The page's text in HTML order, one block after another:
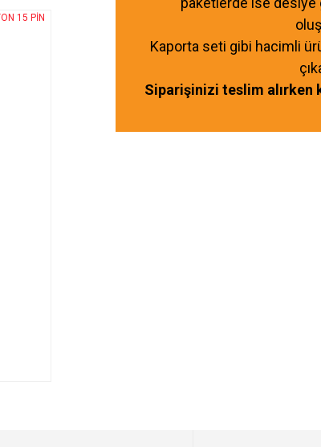
Kaporta seti gibi hacimli
Siparişinizi teslim alırken